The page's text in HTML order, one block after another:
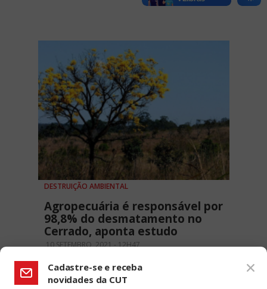
DESTRUIÇÃO AMBIENTAL
Agropecuária é responsável por
98,8% do desmatamento no
Cerrado, aponta estudo
10 SETEMBRO, 2021 - 12H47
Cadastre-se e receba
novidades da CUT